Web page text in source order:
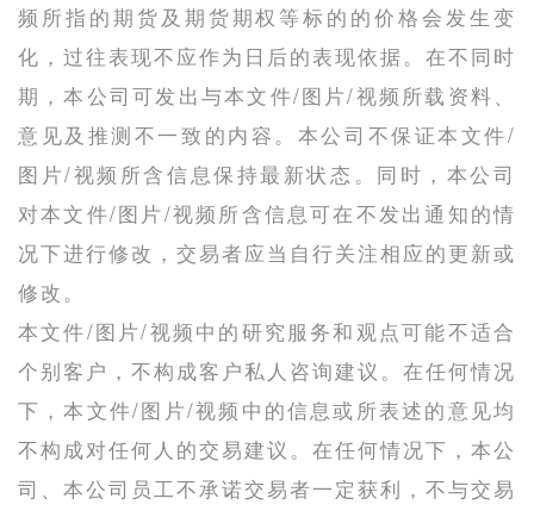
频所指的期货及期货期权等标的的价格会发生变
化，过往表现不应作为日后的表现依据。在不同时
期，本公司可发出与本文件/图片/视频所载资料、
意见及推测不一致的内容。本公司不保证本文件/
图片/视频所含信息保持最新状态。同时，本公司
对本文件/图片/视频所含信息可在不发出通知的情
况下进行修改，交易者应当自行关注相应的更新或
修改。
本文件/图片/视频中的研究服务和观点可能不适合
个别客户，不构成客户私人咨询建议。在任何情况
下，本文件/图片/视频中的信息或所表述的意见均
不构成对任何人的交易建议。在任何情况下，本公
司、本公司员工不承诺交易者一定获利，不与交易